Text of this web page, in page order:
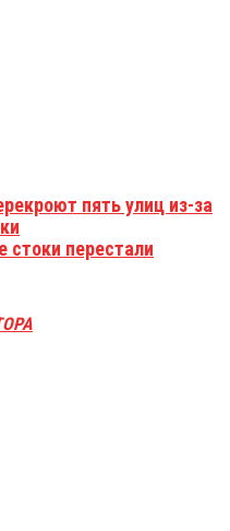
пять улиц из-за
перестали